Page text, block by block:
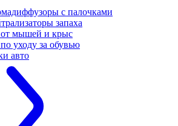
с палочками
запаха
от мышей и крыс
уходу за обувью
авто